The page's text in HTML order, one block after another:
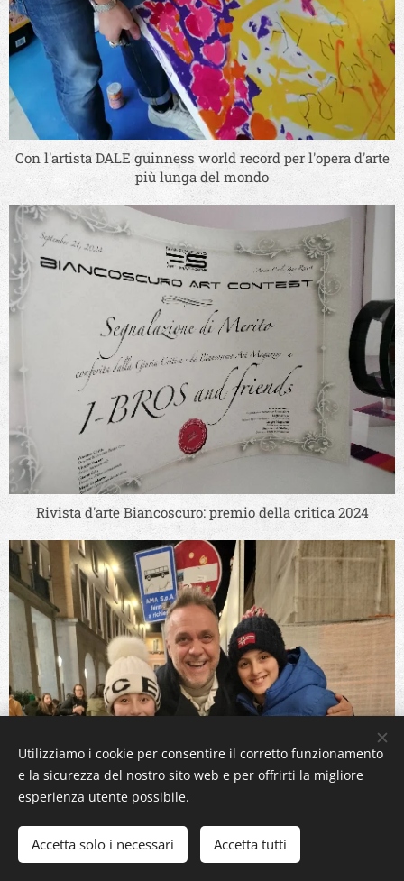
Con l'artista DALE guinness world record per l'opera d'arte
più lunga del mondo
Rivista d'arte Biancoscuro: premio della critica 2024
Utilizziamo i cookie per consentire il corretto funzionamento
e la sicurezza del nostro sito web e per offrirti la migliore
esperienza utente possibile.
Accetta solo i necessari Accetta tutti